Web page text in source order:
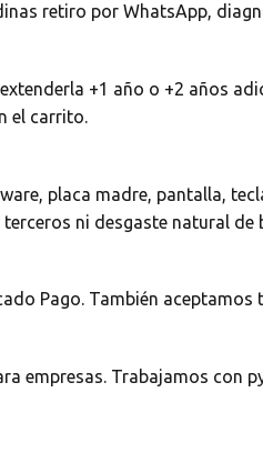
retiro por WhatsApp,
+1 año o +2 años
el carrito.
placa madre, pantalla,
ni desgaste natural de
Pago. También
empresas. Trabajamos